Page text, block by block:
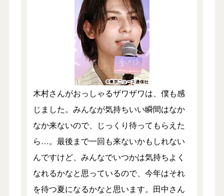
木村さんがおっしゃるザワザワは、僕も感
じました。みんなが気持ちいい瞬間はなか
なか来ないので、じっくり待ってもらえた
ら…。最後まで一回も来ないかもしれない
んですけど、みんなでいつかは気持ちよく
なれるかなと思っているので、今年はそれ
を待つ夏になるかなと思います。田中さん